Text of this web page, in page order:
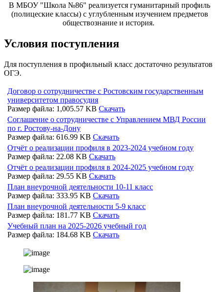
В МБОУ "Школа №86" реализуется гуманитарный профиль
(полицеские классы) с углубленным изучением предметов
обществознание и история.
Условия поступления
Для поступления в профильный класс достаточно результатов
ОГЭ.
Договор о сотрудничестве с Ростовским государственным
университетом правосудия
Размер файла: 1,005.57 KB Скачать
Соглашение о сотрудничестве с Управлением МВД России
по г. Ростову-на-Дону
Размер файла: 616.99 KB Скачать
Отчёт о реализации профиля в 2023-2024 учебном году
Размер файла: 22.08 KB Скачать
Отчёт о реализации профиля в 2024-2025 учебном году
Размер файла: 29.55 KB Скачать
План внеурочной деятельности 10-11 класс
Размер файла: 333.95 KB Скачать
План внеурочной деятельности 5-9 класс
Размер файла: 181.77 KB Скачать
Учебный план на 2025-2026 учебный год
Размер файла: 184.68 KB Скачать